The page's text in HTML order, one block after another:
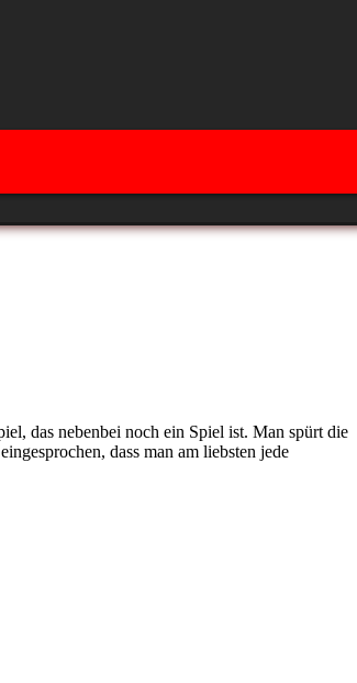
das nebenbei noch ein Spiel ist. Man spürt die
dass man am liebsten jede